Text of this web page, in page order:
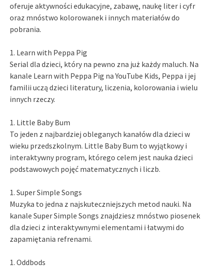
oferuje aktywności edukacyjne, zabawę, naukę liter i cyfr
oraz mnóstwo kolorowanek i innych materiałów do
pobrania.
1. Learn with Peppa Pig
Serial dla dzieci, który na pewno zna już każdy maluch. Na
kanale Learn with Peppa Pig na YouTube Kids, Peppa i jej
familii uczą dzieci literatury, liczenia, kolorowania i wielu
innych rzeczy.
1. Little Baby Bum
To jeden z najbardziej obleganych kanałów dla dzieci w
wieku przedszkolnym. Little Baby Bum to wyjątkowy i
interaktywny program, którego celem jest nauka dzieci
podstawowych pojęć matematycznych i liczb.
1. Super Simple Songs
Muzyka to jedna z najskuteczniejszych metod nauki. Na
kanale Super Simple Songs znajdziesz mnóstwo piosenek
dla dzieci z interaktywnymi elementami i łatwymi do
zapamiętania refrenami.
1. Oddbods